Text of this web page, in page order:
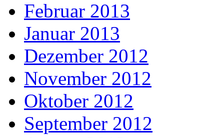
Februar 2013
Januar 2013
Dezember 2012
November 2012
Oktober 2012
September 2012